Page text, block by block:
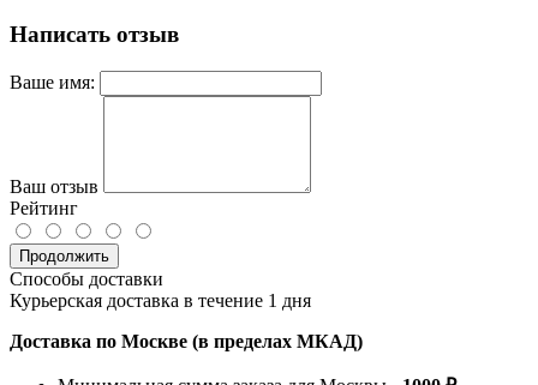
Написать отзыв
Ваше имя:
Ваш отзыв
Рейтинг
Продолжить
Способы доставки
Курьерская доставка в течение 1 дня
Доставка по Москве (в пределах МКАД)